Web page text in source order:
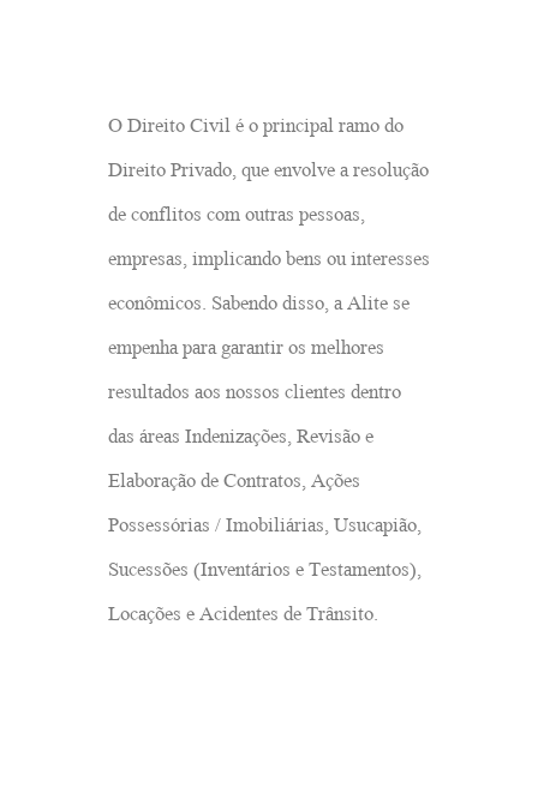
O Direito Civil é o principal ramo do
Direito Privado, que envolve a resolução
de conflitos com outras pessoas,
empresas, implicando bens ou interesses
econômicos. Sabendo disso, a Alite se
empenha para garantir os melhores
resultados aos nossos clientes dentro
das áreas Indenizações, Revisão e
Elaboração de Contratos, Ações
Possessórias / Imobiliárias, Usucapião,
Sucessões (Inventários e Testamentos),
Locações e Acidentes de Trânsito.